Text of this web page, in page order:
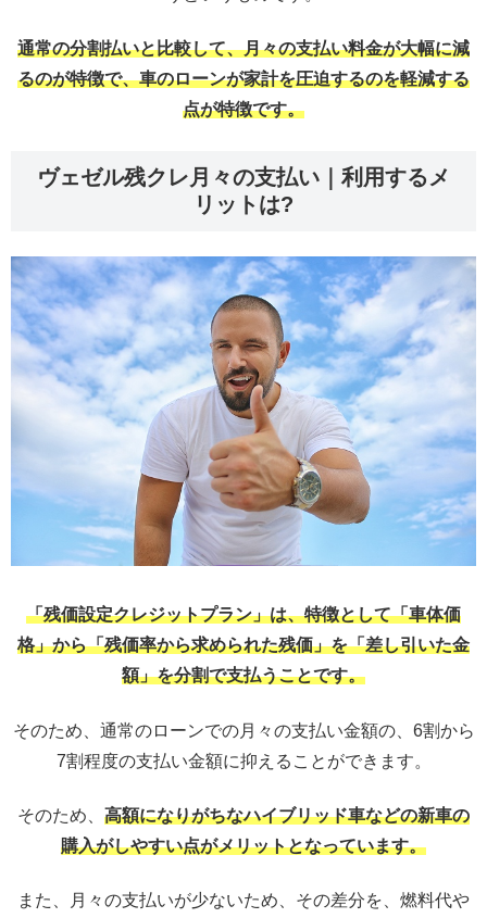
通常の分割払いと比較して、月々の支払い料金が大幅に減
るのが特徴で、車のローンが家計を圧迫するのを軽減する
点が特徴です。
ヴェゼル残クレ月々の支払い｜利用するメ
リットは?
「残価設定クレジットプラン」は、特徴として「車体価
格」から「残価率から求められた残価」を「差し引いた金
額」を分割で支払うことです。
そのため、通常のローンでの月々の支払い金額の、6割から
7割程度の支払い金額に抑えることができます。
そのため、 高額になりがちなハイブリッド車などの新車の
購入がしやすい点がメリットとなっています。
また、月々の支払いが少ないため、その差分を、燃料代や